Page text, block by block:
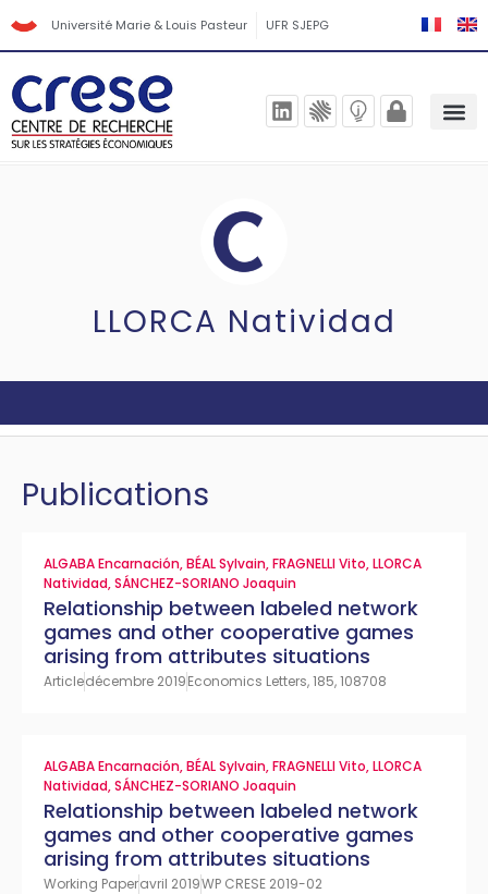
Université Marie & Louis Pasteur UFR SJEPG
LLORCA Natividad
Publications
ALGABA Encarnación,BÉAL Sylvain,FRAGNELLI Vito,LLORCA
Natividad,SÁNCHEZ-SORIANO Joaquin
Relationship between labeled network
games and other cooperative games
arising from attributes situations
Articledécembre 2019Economics Letters, 185, 108708
ALGABA Encarnación,BÉAL Sylvain,FRAGNELLI Vito,LLORCA
Natividad,SÁNCHEZ-SORIANO Joaquin
Relationship between labeled network
games and other cooperative games
arising from attributes situations
Working Paperavril 2019WP CRESE 2019-02